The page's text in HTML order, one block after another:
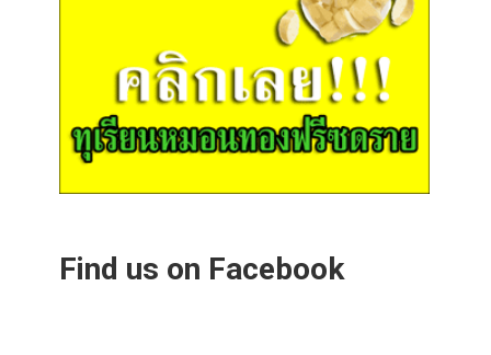
Find us on Facebook